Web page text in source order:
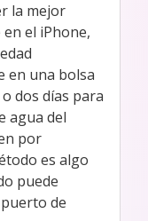
la mejor
el iPhone,
en una bolsa
dos días para
agua del
por
es algo
puede
de